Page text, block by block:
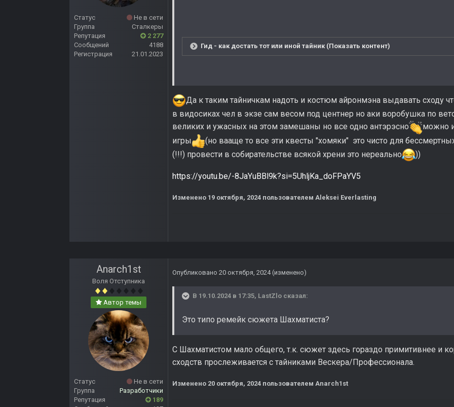
Статус
Не в сети
Группа
Сталкеры
Репутация
2 277
Сообщений
4188
Регистрация
21.01.2023
Гид - как достать тот или иной тайник (Показать контент)
Да к таким тайничкам надоть и костюм айронмэна выдавать сходу
в видосиках чел в экзе сам весом под центнер но аки воробушка по
великих и ужасных на этом замешаны но все одно антэрэсно
можно
игры
(но вааще то все эти квесты "хомяки" это чисто для
(!!!) провести в собирательстве всякой хрени это нереально
))
https://youtu.be/-8JaYuBBl9k?si=5UhljKa_doFPaYV5
Изменено 19 октября, 2024 пользователем Aleksei Everlasting
Anarch1st
Воля Отступника
Автор темы
Статус
Не в сети
Группа
Разработчики
Репутация
189
Опубликовано 20 октября, 2024 (изменено)
В 19.10.2024 в 17:35, LastZlo сказал:
Это типо ремейк сюжета Шахматиста?
С Шахматистом мало общего, т.к. сюжет здесь гораздо примитивнее и
сходств прослеживается с тайниками Вескера/Профессионала.
Изменено 20 октября, 2024 пользователем Anarch1st